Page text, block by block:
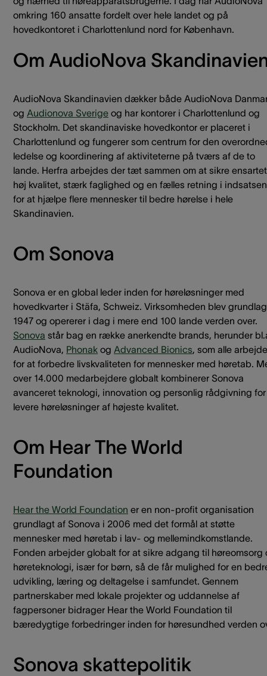
omkring 160 ansatte fordelt over hele landet og på
hovedkontoret i Charlottenlund nord for København.
Om AudioNova
AudioNova Skandinavien dækker både AudioNova
og Audionova Sverige og har kontorer i Charlottenlund og
Stockholm. Det skandinaviske hovedkontor er placeret i
Charlottenlund og fungerer som centrum for den
ledelse og koordinering af aktiviteterne på tværs af de to
lande. Herfra arbejdes der tæt sammen om at sikre ensartet
høj kvalitet, stærk faglighed og en fælles retning i indsatsen
for at hjælpe flere mennesker til bedre hørelse i hele
Skandinavien.
Om Sonova
Sonova er en global leder inden for høreløsninger med
hovedkvarter i Stäfa, Schweiz. Virksomheden blev
1947 og opererer i dag i mere end 100 lande verden over.
Sonova står bag en række anerkendte brands, herunder
AudioNova, Phonak og Advanced Bionics, som alle
for at forbedre livskvaliteten for mennesker med høretab.
over 14.000 medarbejdere globalt kombinerer Sonova
avanceret teknologi, innovation og personlig rådgivning
levere høreløsninger af højeste kvalitet.
Om Hear The World
Foundation
Hear the World Foundation er en non-profit organisation
grundlagt af Sonova i 2006 med det formål at støtte
mennesker med høretab i lav- og mellemindkomstlande.
Fonden arbejder globalt for at sikre adgang til høreomsorg
høreteknologi, især for børn, så de får mulighed for en
udvikling, læring og deltagelse i samfundet. Gennem
partnerskaber med lokale projekter og uddannelse af
fagpersoner bidrager Hear the World Foundation til
bæredygtige forbedringer inden for høresundhed verden
Sonova skattepolitik